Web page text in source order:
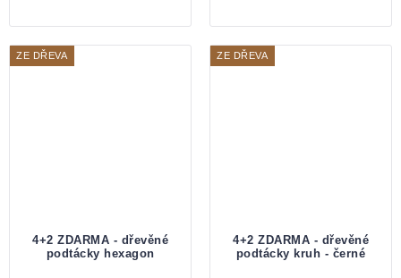
ZE DŘEVA
4+2 ZDARMA - dřevěné
podtácky hexagon
ZE DŘEVA
4+2 ZDARMA - dřevěné
podtácky kruh - černé